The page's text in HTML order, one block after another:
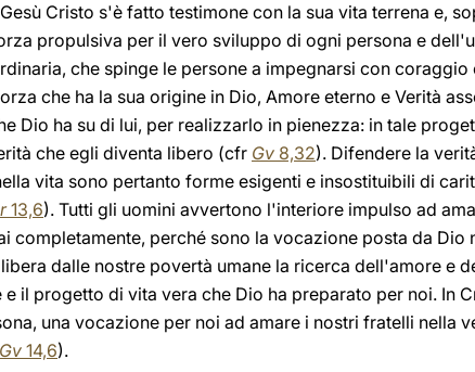
Cristo s'è fatto testimone con la sua vita terrena e,
propulsiva per il vero sviluppo di ogni persona e
che spinge le persone a impegnarsi con coraggio
che ha la sua origine in Dio, Amore eterno e Verità
Dio ha su di lui, per realizzarlo in pienezza: in tale
che egli diventa libero (cfr Gv 8,32). Difendere la
vita sono pertanto forme esigenti e insostituibili di
13,6). Tutti gli uomini avvertono l'interiore impulso ad
completamente, perché sono la vocazione posta da Dio
dalle nostre povertà umane la ricerca dell'amore e
il progetto di vita vera che Dio ha preparato per noi. In
una vocazione per noi ad amare i nostri fratelli nella
Gv 14,6).